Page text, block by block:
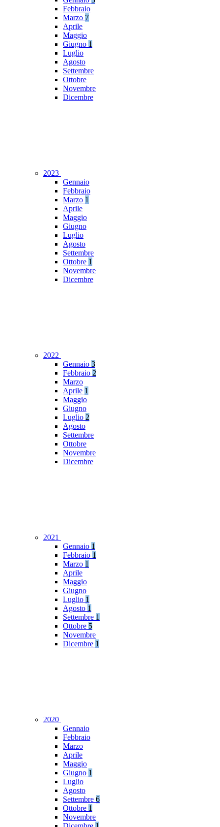
Febbraio
Marzo 7
Aprile
Maggio
Giugno 1
Luglio
Agosto
Settembre
Ottobre
Novembre
Dicembre
2023
Gennaio
Febbraio
Marzo 1
Aprile
Maggio
Giugno
Luglio
Agosto
Settembre
Ottobre 1
Novembre
Dicembre
2022
Gennaio 3
Febbraio 2
Marzo
Aprile 1
Maggio
Giugno
Luglio 2
Agosto
Settembre
Ottobre
Novembre
Dicembre
2021
Gennaio 1
Febbraio 1
Marzo 1
Aprile
Maggio
Giugno
Luglio 1
Agosto 1
Settembre 1
Ottobre 5
Novembre
Dicembre 1
2020
Gennaio
Febbraio
Marzo
Aprile
Maggio
Giugno 1
Luglio
Agosto
Settembre 6
Ottobre 1
Novembre